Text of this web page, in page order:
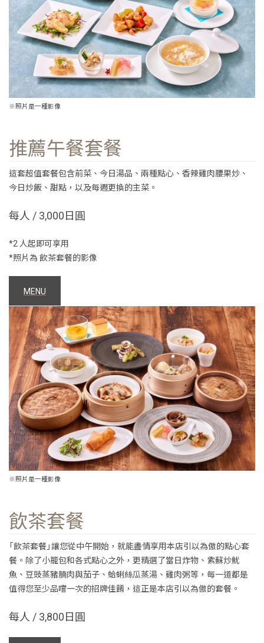
※照片是一種影像
推薦午餐套餐
這套超值套餐包含前菜、今日湯品、兩種點心、香辣雞肉腰果炒、
今日炒飯、甜點，以及每週更換的主菜。
每人 / 3,000日圓
*2 人起即可享用
*照片為 飲茶套餐的影像
MENU
※照片是一種影像
飲茶套餐
「飲茶套餐」讓您從中午開始，就能盡情享用本店引以為傲的點心套
餐。除了小籠包和各式點心之外，更精選了當日炸物、紫蘇炒魷
魚、豆豉蒸豬腩肉與茄子、蛤蜊絲瓜蒸湯、雞肉粥等，每一道都是
值得您至少品嚐一次的招牌佳餚，這正是本店引以為傲的套餐。
每人 / 3,800日圓